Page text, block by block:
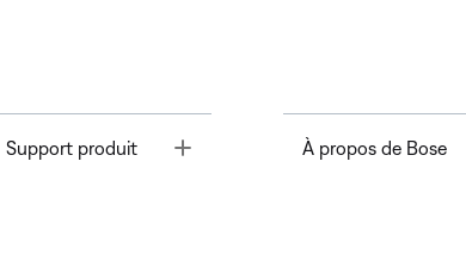
Support produit À propos de Bose